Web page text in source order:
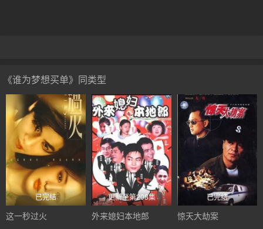
《谁为梦想买单》同类型
已完结
这一秒过火
更新至第208集
外来媳妇本地郎
已完结
惊天大劫案